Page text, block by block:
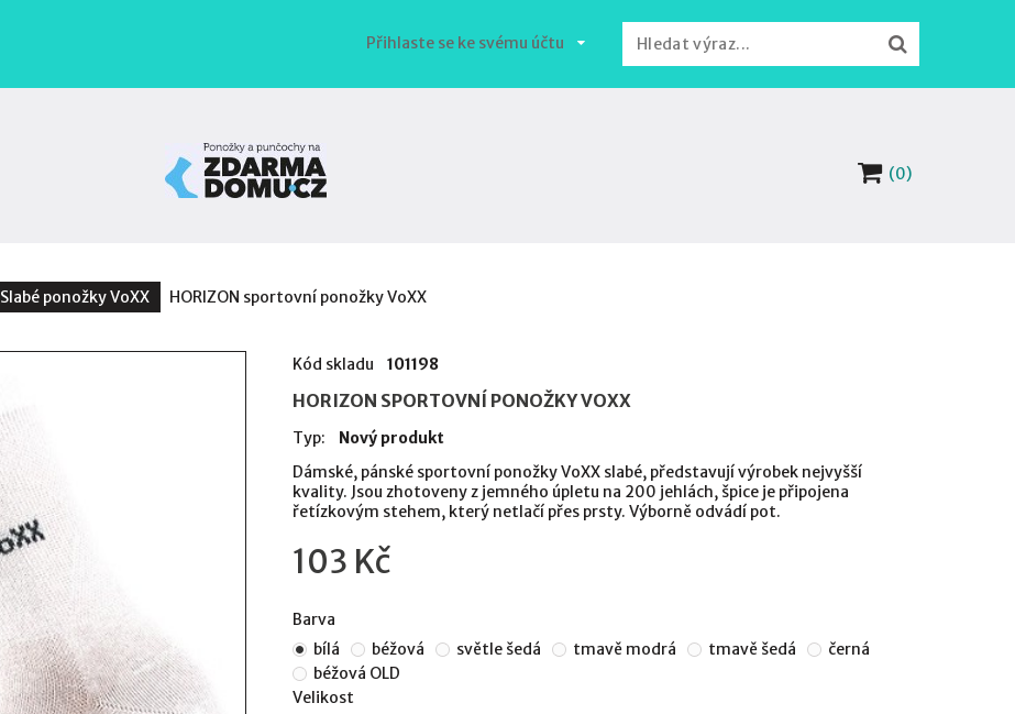
Přihlaste se ke svému účtu
(0)
Slabé ponožky VoXX HORIZON sportovní ponožky VoXX
Kód skladu 101198
HORIZON SPORTOVNÍ PONOŽKY VOXX
Typ:
Nový produkt
Dámské, pánské sportovní ponožky VoXX slabé, představují výrobek nejvyšší
kvality. Jsou zhotoveny z jemného úpletu na 200 jehlách, špice je připojena
řetízkovým stehem, který netlačí přes prsty. Výborně odvádí pot.
103 Kč
Barva
bílá
béžová světle šedá tmavě modrá tmavě šedá
černá
béžová OLD
Velikost